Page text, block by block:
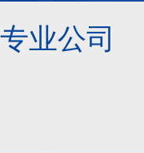
量计
业公司